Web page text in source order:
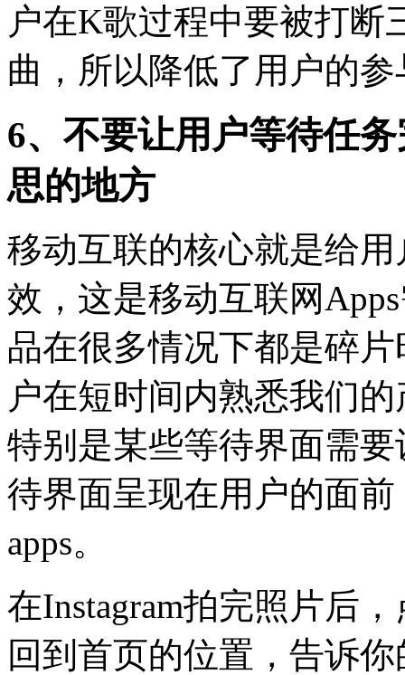
户在K歌过程中要被打断
曲，所以降低了用户的参
6、不要让用户等待任
思的地方
移动互联的核心就是给
效，这是移动互联网
品在很多情况下都是碎
户在短时间内熟悉我们
特别是某些等待界面需
待界面呈现在用户的面
apps。
在Instagram拍完照片后
回到首页的位置，告诉